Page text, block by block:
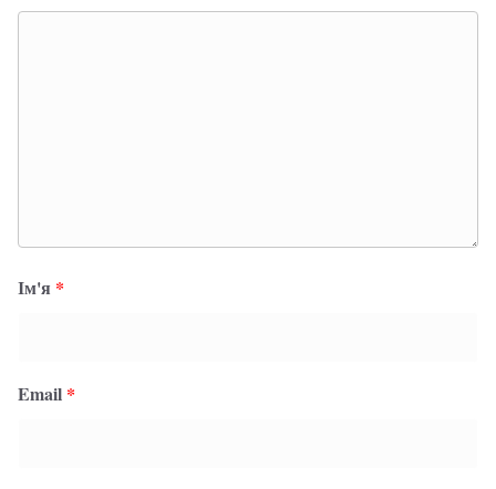
Ім'я *
Email *